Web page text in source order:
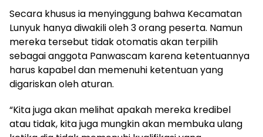
Secara khusus ia menyinggung bahwa Kecamatan
Lunyuk hanya diwakili oleh 3 orang peserta. Namun
mereka tersebut tidak otomatis akan terpilih
sebagai anggota Panwascam karena ketentuannya
harus kapabel dan memenuhi ketentuan yang
digariskan oleh aturan.
“Kita juga akan melihat apakah mereka kredibel
atau tidak, kita juga mungkin akan membuka ulang